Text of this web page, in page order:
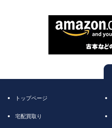
トップページ
宅配買取り